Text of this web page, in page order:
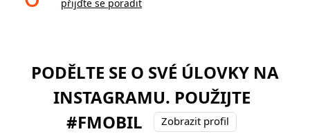
přijďte se poradit
PODĚLTE SE O SVÉ ÚLOVKY NA
INSTAGRAMU. POUŽIJTE
#FMOBIL
Zobrazit profil